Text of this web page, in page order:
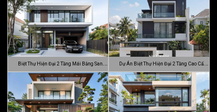
Biệt Thự Hiện Đại 2 Tầng Mái Bằng Sang Dự Án Biệt Thự Hiện Đại 2 Tầng Cao Cấp
Đ…